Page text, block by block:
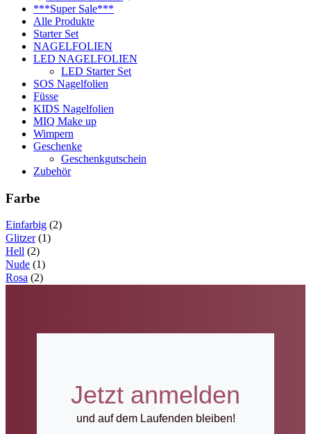
***Super Sale***
Alle Produkte
Starter Set
NAGELFOLIEN
LED NAGELFOLIEN
LED Starter Set
SOS Nagelfolien
Füsse
KIDS Nagelfolien
MIQ Make up
Wimpern
Geschenke
Geschenkgutschein
Zubehör
Farbe
Einfarbig (2)
Glitzer (1)
Hell (2)
Nude (1)
Rosa (2)
Jetzt anmelden
und auf dem Laufenden bleiben!